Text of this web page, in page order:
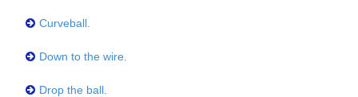
Curveball.
Down to the wire.
Drop the ball.